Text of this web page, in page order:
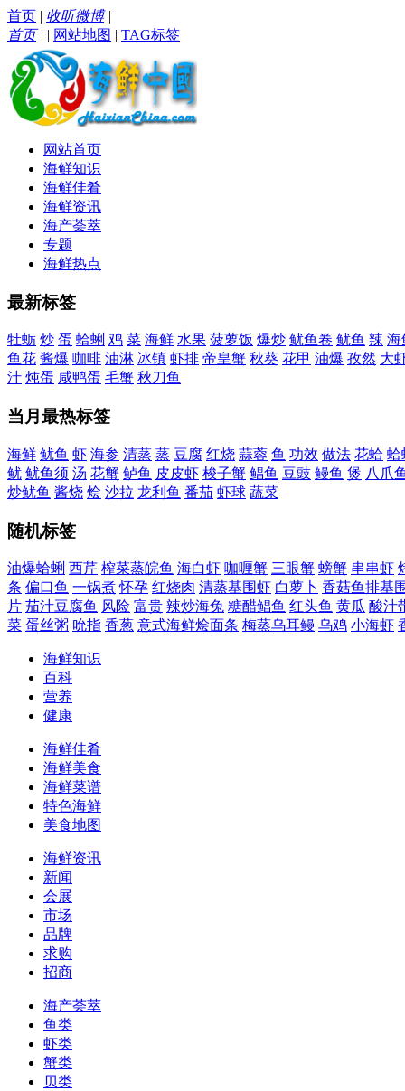
首页 | 收听微博|
首页| | 网站地图 | TAG标签
网站首页
海鲜知识
海鲜佳肴
海鲜资讯
海产荟萃
专题
海鲜热点
最新标签
牡蛎 炒 蛋 蛤蜊 鸡 菜 海鲜 水果 菠萝饭 爆炒 鱿鱼卷 鱿鱼 辣 海
鱼花 酱爆 咖啡 油淋 冰镇 虾排 帝皇蟹 秋葵 花甲 油爆 孜然 大
汁 炖蛋 咸鸭蛋 毛蟹 秋刀鱼
当月最热标签
海鲜 鱿鱼 虾 海参 清蒸 蒸 豆腐 红烧 蒜蓉 鱼 功效 做法 花蛤 蛤
鱿 鱿鱼须 汤 花蟹 鲈鱼 皮皮虾 梭子蟹 鲳鱼 豆豉 鳗鱼 煲 八爪
炒鱿鱼 酱烧 烩 沙拉 龙利鱼 番茄 虾球 蔬菜
随机标签
油爆蛤蜊 西芹 榨菜蒸皖鱼 海白虾 咖喱蟹 三眼蟹 螃蟹 串串虾
条 偏口鱼 一锅煮 怀孕 红烧肉 清蒸基围虾 白萝卜 香菇鱼排基
片 茄汁豆腐鱼 风险 富贵 辣炒海兔 糖醋鲳鱼 红头鱼 黄瓜 酸汁
菜 蛋丝粥 吮指 香葱 意式海鲜烩面条 梅蒸乌耳鳗 乌鸡 小海虾
海鲜知识
百科
营养
健康
海鲜佳肴
海鲜美食
海鲜菜谱
特色海鲜
美食地图
海鲜资讯
新闻
会展
市场
品牌
求购
招商
海产荟萃
鱼类
虾类
蟹类
贝类